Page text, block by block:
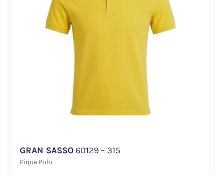
GRAN SASSO 60129 – 315
Pique Polo.